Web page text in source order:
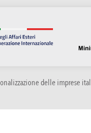
delle imprese